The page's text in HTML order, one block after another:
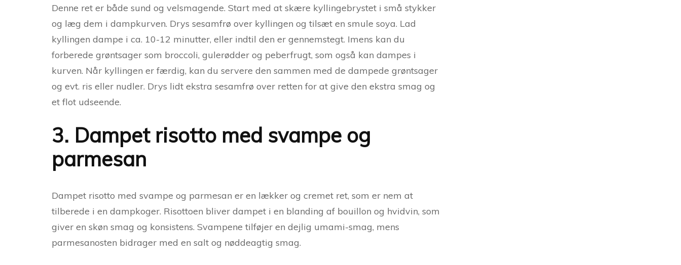
Denne ret er både sund og velsmagende. Start med at skære kyllingebrystet i små stykker
og læg dem i dampkurven. Drys sesamfrø over kyllingen og tilsæt en smule soya. Lad
kyllingen dampe i ca. 10-12 minutter, eller indtil den er gennemstegt. Imens kan du
forberede grøntsager som broccoli, gulerødder og peberfrugt, som også kan dampes i
kurven. Når kyllingen er færdig, kan du servere den sammen med de dampede grøntsager
og evt. ris eller nudler. Drys lidt ekstra sesamfrø over retten for at give den ekstra smag og
et flot udseende.
3. Dampet risotto med svampe og
parmesan
Dampet risotto med svampe og parmesan er en lækker og cremet ret, som er nem at
tilberede i en dampkoger. Risottoen bliver dampet i en blanding af bouillon og hvidvin, som
giver en skøn smag og konsistens. Svampene tilføjer en dejlig umami-smag, mens
parmesanosten bidrager med en salt og nøddeagtig smag.